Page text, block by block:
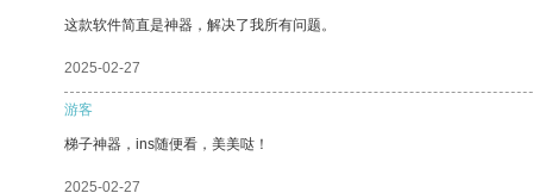
这款软件简直是神器，解决了我所有问题。
2025-02-27
游客
梯子神器，ins随便看，美美哒！
2025-02-27